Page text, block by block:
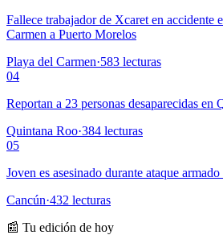
Fallece trabajador de Xcaret en accidente
Carmen a Puerto Morelos
Playa del Carmen·583 lecturas
04
Reportan a 23 personas desaparecidas en
Quintana Roo·384 lecturas
05
Joven es asesinado durante ataque
Cancún·432 lecturas
📰 Tu edición de hoy